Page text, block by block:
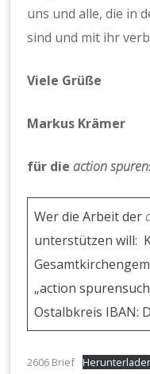
uns und alle, die in
sind und mit ihr
Viele Grüße
Markus Krämer
für dieaction
Wer die Arbeit der
unterstützen will:
„action
Ostalbkreis IBAN:
2606 Brief